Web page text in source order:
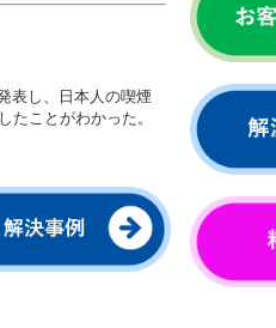
表し、日本人の喫煙
たことがわかった。